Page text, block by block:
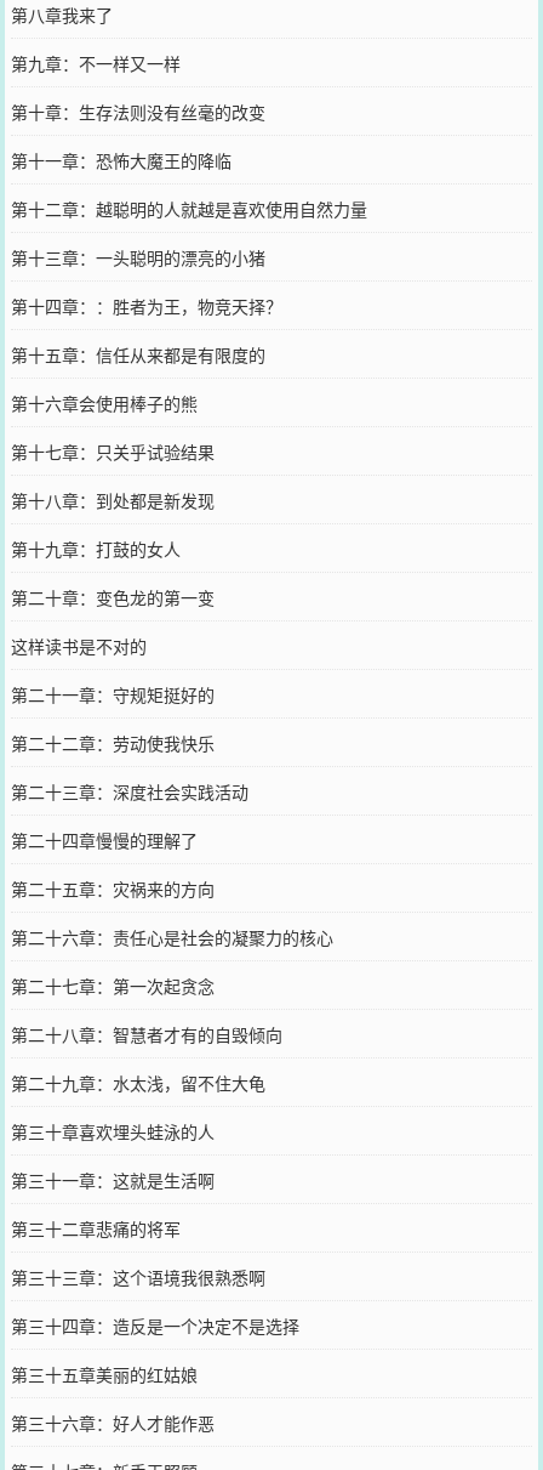
第八章我来了
第九章：不一样又一样
第十章：生存法则没有丝毫的改变
第十一章：恐怖大魔王的降临
第十二章：越聪明的人就越是喜欢使用自然力量
第十三章：一头聪明的漂亮的小猪
第十四章：：胜者为王，物竞天择？
第十五章：信任从来都是有限度的
第十六章会使用棒子的熊
第十七章：只关乎试验结果
第十八章：到处都是新发现
第十九章：打鼓的女人
第二十章：变色龙的第一变
这样读书是不对的
第二十一章：守规矩挺好的
第二十二章：劳动使我快乐
第二十三章：深度社会实践活动
第二十四章慢慢的理解了
第二十五章：灾祸来的方向
第二十六章：责任心是社会的凝聚力的核心
第二十七章：第一次起贪念
第二十八章：智慧者才有的自毁倾向
第二十九章：水太浅，留不住大龟
第三十章喜欢埋头蛙泳的人
第三十一章：这就是生活啊
第三十二章悲痛的将军
第三十三章：这个语境我很熟悉啊
第三十四章：造反是一个决定不是选择
第三十五章美丽的红姑娘
第三十六章：好人才能作恶